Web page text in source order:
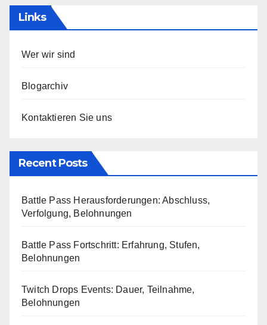
Links
Wer wir sind
Blogarchiv
Kontaktieren Sie uns
Recent Posts
Battle Pass Herausforderungen: Abschluss,
Verfolgung, Belohnungen
Battle Pass Fortschritt: Erfahrung, Stufen,
Belohnungen
Twitch Drops Events: Dauer, Teilnahme,
Belohnungen